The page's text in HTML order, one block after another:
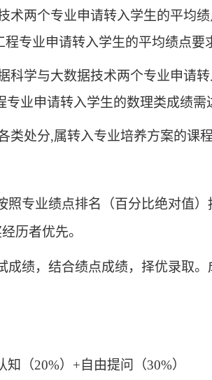
术两个专业申请转入学生的平均
程专业申请转入学生的平均绩点要
科学与大数据技术两个专业申请
业申请转入学生的数理类成绩需
类处分,属转入专业培养方案的课
照专业绩点排名（百分比绝对值
历者优先。
绩，结合绩点成绩，择优录取。
（20%）+自由提问（30%）